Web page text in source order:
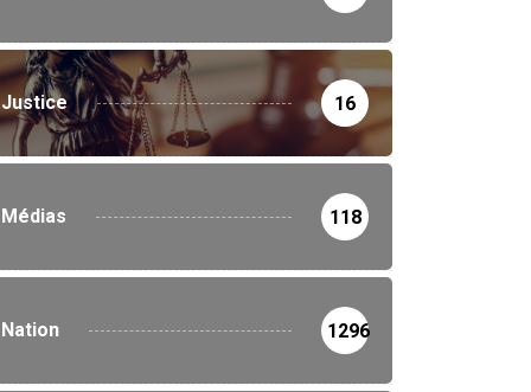
Justice 16
Médias 118
Nation 1296